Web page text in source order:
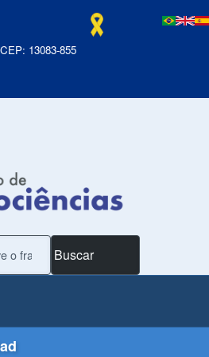
13083-855